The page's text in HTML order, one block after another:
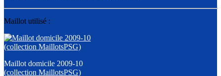
Maillot utilisé :
Maillot domicile 2009-10
(collection MaillotsPSG)